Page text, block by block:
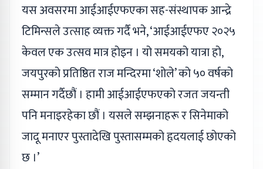
यस अवसरमा आईआईएफएका सह-संस्थापक आन्द्रे
टिमिन्सले उत्साह व्यक्त गर्दै भने, ‘आईआईएफए २०२५
केवल एक उत्सव मात्र होइन । यो समयको यात्रा हो,
जयपुरको प्रतिष्ठित राज मन्दिरमा ‘शोले’ को ५० वर्षको
सम्मान गर्दैछौं । हामी आईआईएफएको रजत जयन्ती
पनि मनाइरहेका छौं । यसले सम्झनाहरू र सिनेमाको
जादू मनाएर पुस्तादेखि पुस्तासम्मको हृदयलाई छोएको
छ ।’